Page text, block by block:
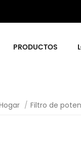
PRODUCTOS
/ Filtro de